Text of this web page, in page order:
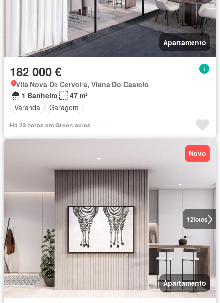
Apartamento
182 000 €
Vila Nova De Cerveira, Viana Do Castelo
1 Banheiro
47 m²
Varanda
Garagem
Há 23 horas em Green-acres
12fotos
Novo
Apartamento